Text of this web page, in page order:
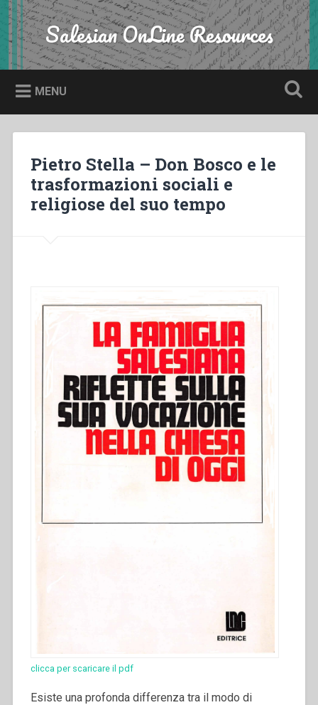
Skip
to
content
Search Salesian OnLine Resources
MENU
Pietro Stella – Don Bosco e le
trasformazioni sociali e
religiose del suo tempo
clicca per scaricare il pdf
Esiste una profonda differenza tra il modo di